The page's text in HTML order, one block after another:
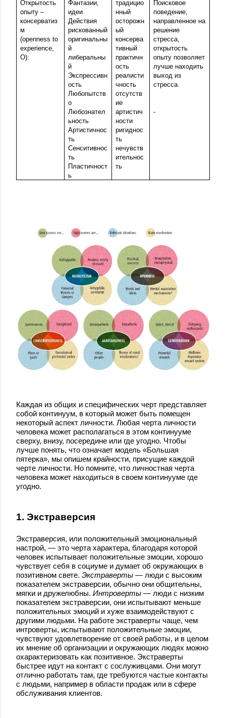
Открытость
опыту –
консерватиз
м
(openness to
experience,
O):
Фантазии,
идеи
Действия
рискованный
оригинальны
й
либеральны
й
Экспрессивн
ость
Любопытств
о
Любознател
ьность
Артистичнос
ть
Сенситивнос
ть
Пластичност
ь
традицио
нный
осторожн
ый
консерва
тивный
практичн
ость
реалисти
чность
отсутств
ие
артистич
ности
ригиднос
ть
нечувств
ительнос
ть
Поисковое
поведение,
направленное на
решение
стресса,
открытость
опыту позволяет
лучше находить
выход из
стресса.
-
Каждая из общих и специфических черт представляет
собой континуум, в который может быть помещен
некоторый аспект личности. Любая черта личности
человека может располагаться в этом континууме
сверху, внизу, посередине или где угодно. Чтобы
лучше понять, что означает модель «Большая
пятерка», мы опишем крайности, присущие каждой
черте личности. Но помните, что личностная черта
человека может находиться в своем континууме где
угодно.
1. Экстраверсия
Экстраверсия, или положительный эмоциональный
настрой, — это черта характера, благодаря которой
человек испытывает положительные эмоции, хорошо
чувствует себя в социуме и думает об окружающих в
позитивном свете. Экстраверты — люди с высоким
показателем экстраверсии, обычно они общительны,
мягки и дружелюбны. Интроверты — люди с низким
показателем экстраверсии, они испытывают меньше
положительных эмоций и хуже взаимодействуют с
другими людьми. На работе экстраверты чаще, чем
интроверты, испытывают положительные эмоции,
чувствуют удовлетворение от своей работы, и в целом
их мнение об организации и окружающих людях можно
охарактеризовать как позитивное. Экстраверты
быстрее идут на контакт с сослуживцами. Они могут
отлично работать там, где требуются частые контакты
с людьми, например в области продаж или в сфере
обслуживания клиентов.